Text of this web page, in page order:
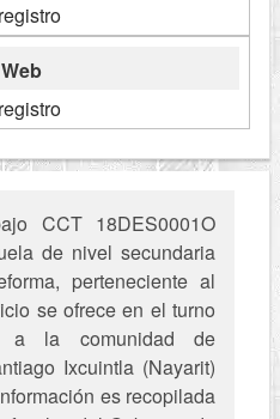
Web
CCT 18DES0001O
de nivel secundaria
perteneciente al
se ofrece en el turno
a la comunidad de
Ixcuintla (Nayarit)
es recopilada